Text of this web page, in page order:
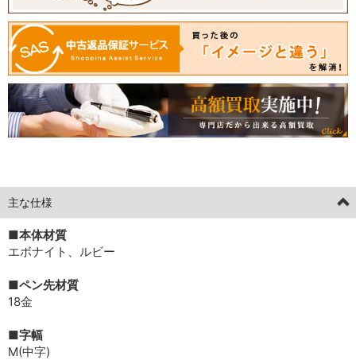
主な仕様
■本体材質
エボナイト、ルビー
■ペン先材質
18金
■字幅
M(中字)